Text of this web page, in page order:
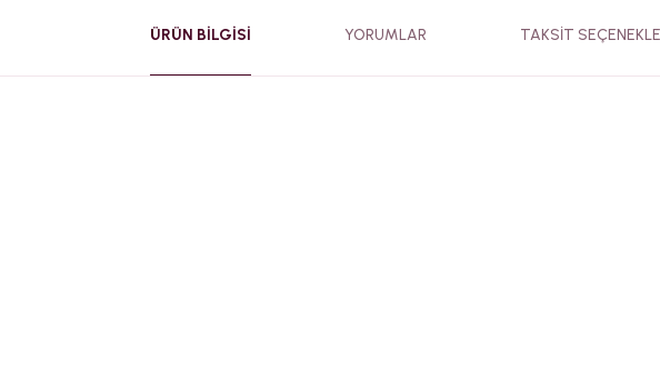
ÜRÜN BILGISI YORUMLAR TAKSIT